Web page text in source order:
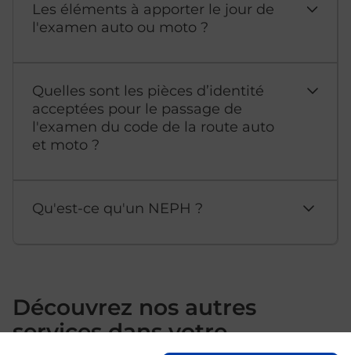
Les éléments à apporter le jour de
l'examen auto ou moto ?
Quelles sont les pièces d’identité
acceptées pour le passage de
l'examen du code de la route auto
et moto ?
Qu'est-ce qu'un NEPH ?
Découvrez nos autres
services dans votre